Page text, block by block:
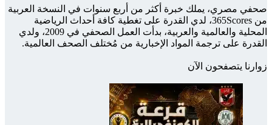
صحفي مصري، يملك خبرة أكثر من أربع سنوات في النسخة العربية
من 365Scores، لدي القدرة على تغطية كافة أحداث الرياضية
المحلية والعالمية والعربية، بدأت العمل الصحفي في 2009، ولدي
القدرة على ترجمة المواد الإخبارية من مُختلف الصحف العالمية.
زوارنا يتصفحون الآن